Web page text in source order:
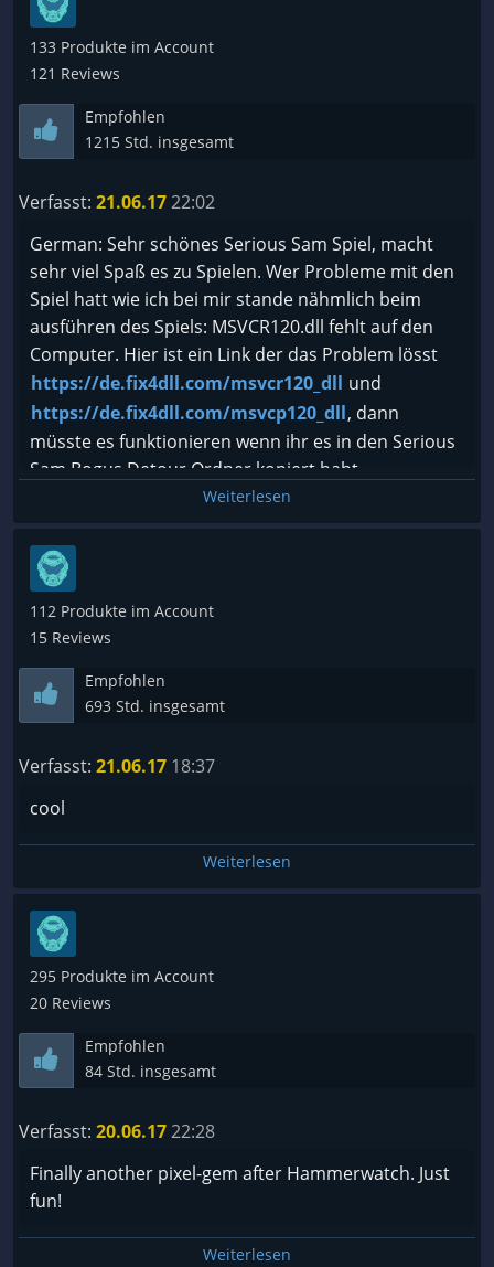
133 Produkte im Account
121 Reviews
Empfohlen
1215 Std. insgesamt
Verfasst: 21.06.1722:02
German: Sehr schönes Serious Sam Spiel, macht
sehr viel Spaß es zu Spielen. Wer Probleme mit den
Spiel hatt wie ich bei mir stande nähmlich beim
ausführen des Spiels: MSVCR120.dll fehlt auf den
Computer. Hier ist ein Link der das Problem lösst
https://de.fix4dll.com/msvcr120_dll und
https://de.fix4dll.com/msvcp120_dll, dann
müsste es funktionieren wenn ihr es in den Serious
Sam Bogus Detour Ordner kopiert habt.
English: Very nice Serious Sam game, it 's a lot of fun
to play. Anyone who has problems with the game as
I stand with myself in running the game:
MSVCR120.dll is missing on the computer. Here is a
link which solves the problem
https://de.fix4dll.com/msvcr120_dll
https://de.fix4dll.com/msvcp120_dll
should work if you copied it into the Serious Sam
Weiterlesen
112 Produkte im Account
15 Reviews
Empfohlen
693 Std. insgesamt
Verfasst: 21.06.17 18:37
cool
Weiterlesen
295 Produkte im Account
20 Reviews
Empfohlen
84 Std. insgesamt
Verfasst: 20.06.1722:28
Finally another pixel-gem after Hammerwatch. Just
fun!
Weiterlesen